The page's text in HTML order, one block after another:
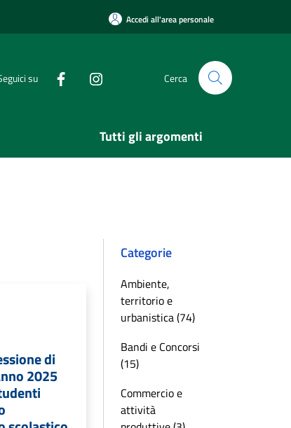
Accedi all'area personale
su Cerca
Tutti gli argomenti
di
2025
Categorie
Ambiente,
territorio e
urbanistica (74)
Bandi e Concorsi
(15)
Commercio e
attività